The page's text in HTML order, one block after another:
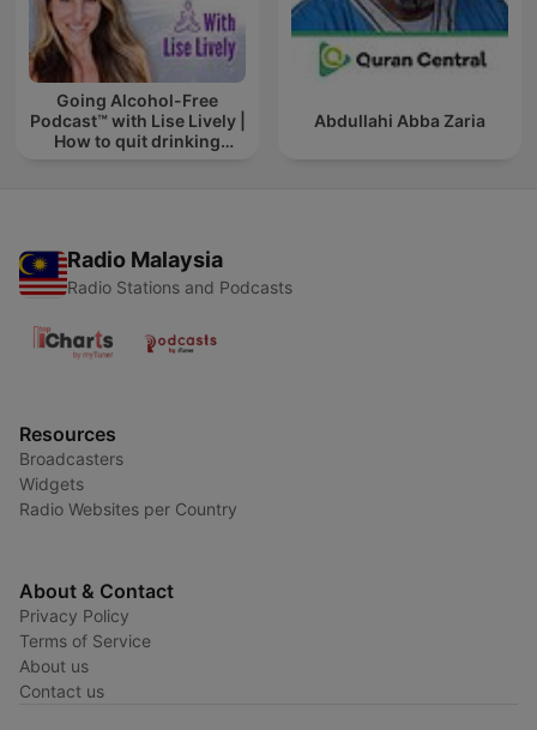
Going Alcohol-Free
Podcast™ with Lise Lively |
How to quit drinking
Abdullahi Abba Zaria
Radio Malaysia
Radio Stations and Podcasts
Resources
Broadcasters
Widgets
Radio Websites per Country
About & Contact
Privacy Policy
Terms of Service
About us
Contact us